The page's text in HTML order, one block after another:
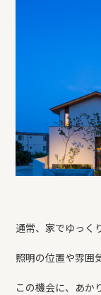
通常、家でゆっく
照明の位置や雰囲
この機会に、あか